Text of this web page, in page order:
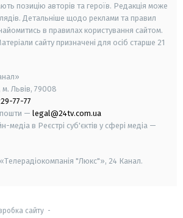
позицію авторів та героїв. Редакція може
Детальніше щодо реклами та правил
в правилах користування сайтом.
сайту призначені для осіб старше 21
м. Львів, 79008
77-77
пошти — legal@24tv.com.ua
медіа в Реєстрі суб'єктів у сфері медіа —
"Люкс"», 24 Канал.
сайту-